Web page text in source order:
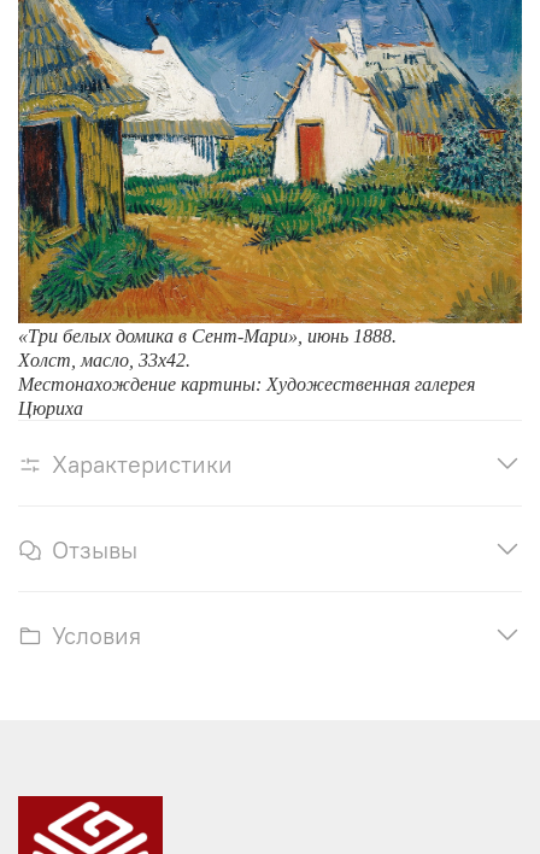
«Три белых домика в Сент-Мари», июнь 1888.
Холст, масло, 33х42.
Местонахождение картины: Художественная галерея
Цюриха
Характеристики
Отзывы
Условия